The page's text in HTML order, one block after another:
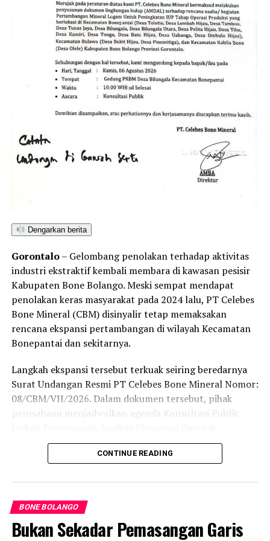
Badan Pengkajian dan Penerapan Teknologi
Badan Pengawasan Keuangan dan Pembangunan
Kepolisian Negara
Setjen Komisi Pemilihan Umum
Pemerintah Daerah
Pemerintah Kabupaten Humbang Hasundutan
Pemerintah Kabupaten Kampar
Pemerintah Kabupaten Solok Selatan
Pemerintah Kabupaten Murung Raya
Pemerintah Kabupaten Tanah Laut
Pemerintah Kabupaten Hulu Sungai Tengah
Pemerintah Kabupaten Kutai Kartanegara
Pemerintah Kabupaten Gorontalo Utara
Pemerintah Kabupaten Tojo Una-Una
Pemerintah Provinsi Sulawesi Selatan
Pemerintah Kota Mataram
Pemerintah Kabupaten Ende
Pemerintah Kabupaten Sumba Timur
Pemerintah Kabupaten Malaka
Pemerintah Kabupaten Maluku Tenggara Barat
Pemerintah Provinsi Kepulauan Riau
Dengarkan berita
Gorontalo– Gelombang penolakan terhadap aktivitas
industri ekstraktif kembali membara di kawasan pesisir
Kabupaten Bone Bolango. Meski sempat mendapat
penolakan keras masyarakat pada 2024 lalu, PT Celebes
Bone Mineral (CBM) disinyalir tetap memaksakan
rencana ekspansi pertambangan di wilayah Kecamatan
Bonepantai dan sekitarnya.
Langkah ekspansi tersebut terkuak seiring beredarnya
Surat Undangan Resmi PT Celebes Bone Mineral Nomor:
08/CBM/VII/2026. Dalam dokumen tersebut, pihak
perusahaan menjadwalkan agenda Konsultasi Publik
Lingkungan (Amdal) pada Kamis (6/8/2026) di
Kecamatan Bonepantai. Forum ini digelar sebagai
Pertambangan (IUP) ke tahap Operasi Produksi.
Rencana konsultasi publik tersebut menyasar cakupan
wilayah yang terbilang luas. Pihak perusahaan
CONTINUE READING
BONE BOLANGO
Bukan Sekadar Pemasangan Garis